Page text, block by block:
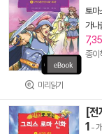
미리읽기
토마
가나
종이
[전
1 -